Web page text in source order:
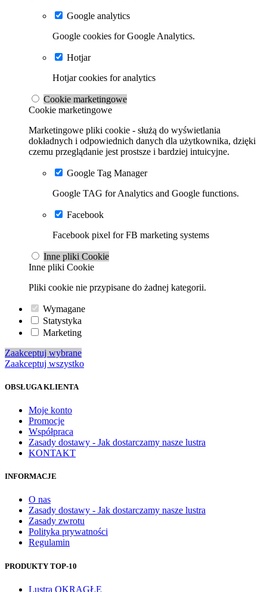
Google analytics
Google cookies for Google Analytics.
Hotjar
Hotjar cookies for analytics
Cookie marketingowe
Cookie marketingowe
Marketingowe pliki cookie - służą do wyświetlania
dokładnych i odpowiednich danych dla użytkownika, dzięki
czemu przeglądanie jest prostsze i bardziej intuicyjne.
Google Tag Manager
Google TAG for Analytics and Google functions.
Facebook
Facebook pixel for FB marketing systems
Inne pliki Cookie
Inne pliki Cookie
Pliki cookie nie przypisane do żadnej kategorii.
Wymagane
Statystyka
Marketing
Zaakceptuj wybrane
Zaakceptuj wszystko
OBSŁUGA KLIENTA
Moje konto
Promocje
Współpraca
Zasady dostawy - Jak dostarczamy nasze lustra
KONTAKT
INFORMACJE
O nas
Zasady dostawy - Jak dostarczamy nasze lustra
Zasady zwrotu
Polityka prywatności
Regulamin
PRODUKTY TOP-10
Lustra OKRĄGŁE